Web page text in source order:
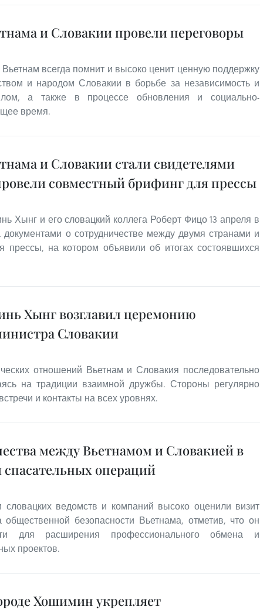
и Словакии провели переговоры
всегда помнит и высоко ценит ценную поддержку
и народом Словакии в борьбе за независимость и
а также в процессе обновления и социально-
время.
и Словакии стали свидетелями
совместный брифинг для прессы
Хынг и его словацкий коллега Роберт Фицо 13 апреля в
о сотрудничестве между двумя странами и
прессы, на котором объявили об итогах состоявшихся
Хынг возглавил церемонию
Словакии
отношений Вьетнам и Словакия последовательно
на традиции взаимной дружбы. Стороны регулярно
и контакты на всех уровнях.
между Вьетнамом и Словакией в
операций
словацких ведомств и компаний высоко оценили визит
общественной безопасности Вьетнама, отметив, что он
для расширения профессионального обмена и
проектов.
Хошимин укрепляет